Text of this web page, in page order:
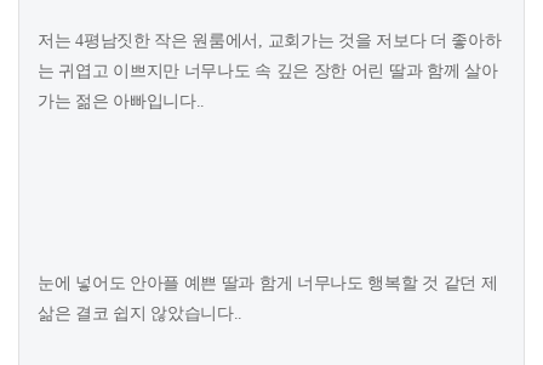
저는 4평남짓한 작은 원룸에서, 교회가는 것을 저보다 더 좋아하
는 귀엽고 이쁘지만 너무나도 속 깊은 장한 어린 딸과 함께 살아
가는 젊은 아빠입니다..
눈에 넣어도 안아플 예쁜 딸과 함게 너무나도 행복할 것 같던 제
삶은 결코 쉽지 않았습니다..